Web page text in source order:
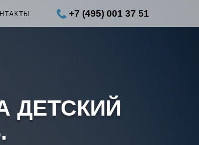
+7 (495) 001 37 51
ДЕТСКИЙ